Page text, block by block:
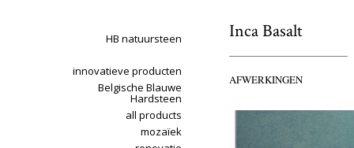
HB natuursteen
innovatieve producten
Belgische Blauwe
Hardsteen
all products
mozaïek
Inca Basalt
AFWERKINGEN